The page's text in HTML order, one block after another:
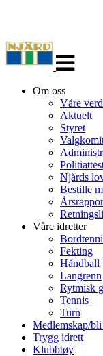
navigasjon
Om oss
Våre
Aktuelt
Styret
Njårds
Bestille
Våre idretter
Fekting
Håndball
Langrenn
Rytmisk
Tennis
Turn
Medlemskap/
Trygg idrett
Klubbtøy